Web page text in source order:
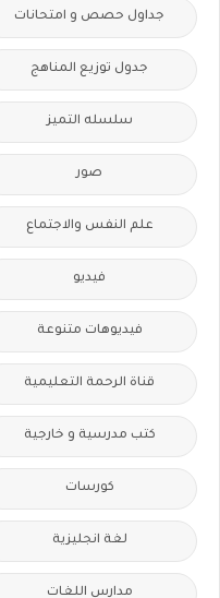
جداول حصص و امتحانات
جدول توزيع المناهج
سلسله التميز
صور
علم النفس والاجتماع
فيديو
فيديوهات متنوعة
قناة الرحمة التعليمية
كتب مدرسية و خارجية
كورسات
لغة انجليزية
مدارس اللغات